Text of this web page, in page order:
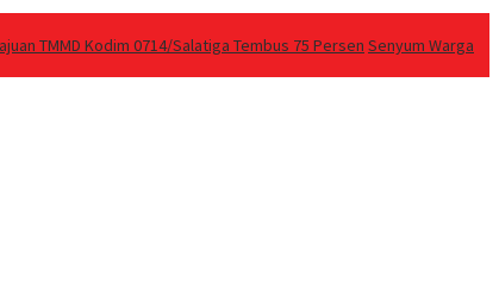
TMMD Kodim 0714/Salatiga Tembus 75 Persen Senyum Warga